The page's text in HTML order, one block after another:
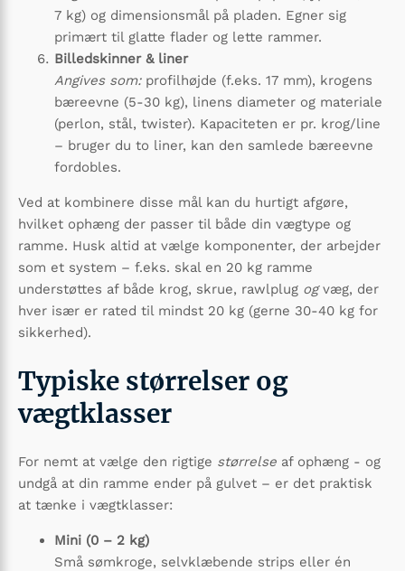
7 kg) og dimensionsmål på pladen. Egner sig
primært til glatte flader og lette rammer.
Billedskinner & liner
Angives som:profilhøjde (f.eks. 17 mm), krogens
bæreevne (5-30 kg), linens diameter og materiale
(perlon, stål, twister). Kapaciteten er pr. krog/line
– bruger du to liner, kan den samlede bæreevne
fordobles.
Ved at kombinere disse mål kan du hurtigt afgøre,
hvilket ophæng der passer til både din vægtype og
ramme. Husk altid at vælge komponenter, der arbejder
som et system – f.eks. skal en 20 kg ramme
understøttes af både krog, skrue, rawlplug ogvæg, der
hver især er rated til mindst 20 kg (gerne 30-40 kg for
sikkerhed).
Typiske størrelser og
vægtklasser
For nemt at vælge den rigtige størrelse af ophæng ­- og
undgå at din ramme ender på gulvet – er det praktisk
at tænke i vægtklasser:
Mini (0 – 2 kg)
Små sømkroge, selvklæbende strips eller én